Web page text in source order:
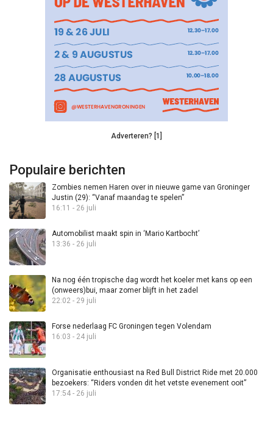
Adverteren? [1]
Populaire berichten
Zombies nemen Haren over in nieuwe game van Groninger
Justin (29): “Vanaf maandag te spelen”
16:11 - 26 juli
Automobilist maakt spin in ‘Mario Kartbocht’
13:36 - 26 juli
Na nog één tropische dag wordt het koeler met kans op een
(onweers)bui, maar zomer blijft in het zadel
22:02 - 29 juli
Forse nederlaag FC Groningen tegen Volendam
16:03 - 24 juli
Organisatie enthousiast na Red Bull District Ride met 20.000
bezoekers: “Riders vonden dit het vetste evenement ooit”
17:54 - 26 juli